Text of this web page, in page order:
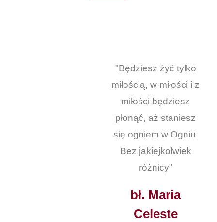
"Będziesz żyć tylko
miłością, w miłości i z
miłości będziesz
płonąć, aż staniesz
się ogniem w Ogniu.
Bez jakiejkolwiek
różnicy"
bł. Maria
Celeste